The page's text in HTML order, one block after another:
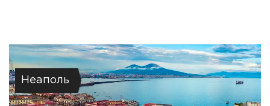
Неаполь